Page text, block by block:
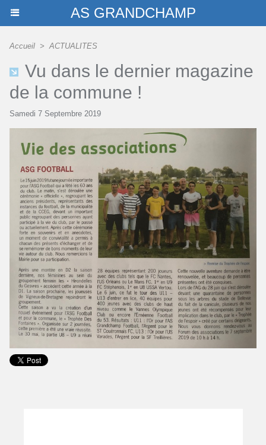
AS GRANDCHAMP
Accueil > ACTUALITES
Vu dans le dernier magazine
de la commune !
Samedi 7 Septembre 2019